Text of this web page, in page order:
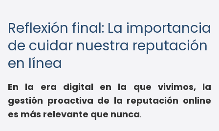
Reflexión final: La importancia
de cuidar nuestra reputación
en línea
En la era digital en la que vivimos, la
gestión proactiva de la reputación online
es más relevante que nunca.